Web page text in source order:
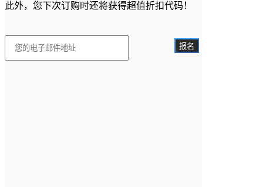
此外，您下次订购时还将获得超值折扣代码！
报名